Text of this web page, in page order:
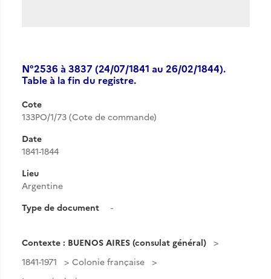
N°2536 à 3837 (24/07/1841 au 26/02/1844).
Table à la fin du registre.
Cote
133PO/1/73 (Cote de commande)
Date
1841-1844
Lieu
Argentine
Type de document
-
Contexte : BUENOS AIRES (consulat général)
1841-1971
Colonie française